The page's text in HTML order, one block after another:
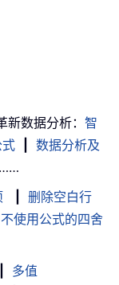
新数据分析： 智
数据分析及
……
删除空白行
不使用公式的四舍
多值